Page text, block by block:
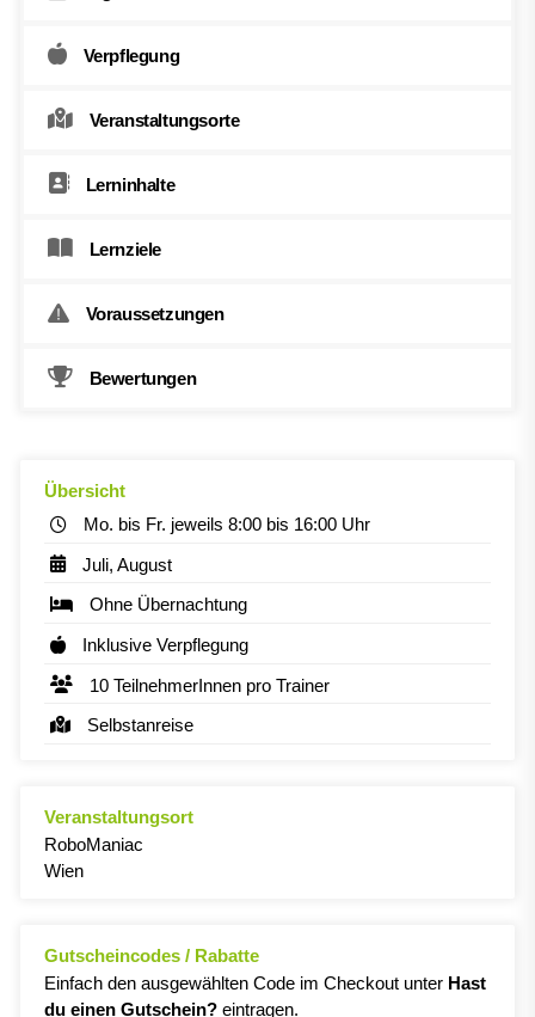
Verpflegung
Veranstaltungsorte
Lerninhalte
Lernziele
Voraussetzungen
Bewertungen
Übersicht
Mo. bis Fr. jeweils 8:00 bis 16:00 Uhr
Juli, August
Ohne Übernachtung
Inklusive Verpflegung
10 TeilnehmerInnen pro Trainer
Selbstanreise
Veranstaltungsort
RoboManiac
Wien
Gutscheincodes / Rabatte
Einfach den ausgewählten Code im Checkout unter Hast
du einen Gutschein? eintragen.